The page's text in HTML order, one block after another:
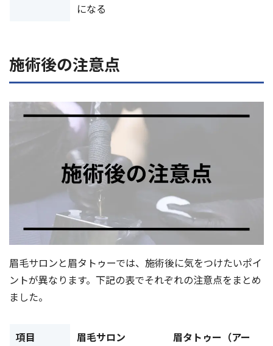
になる
施術後の注意点
眉毛サロンと眉タトゥーでは、施術後に気をつけたいポイ
ントが異なります。下記の表でそれぞれの注意点をまとめ
ました。
項目 眉毛サロン
眉タトゥー（アー